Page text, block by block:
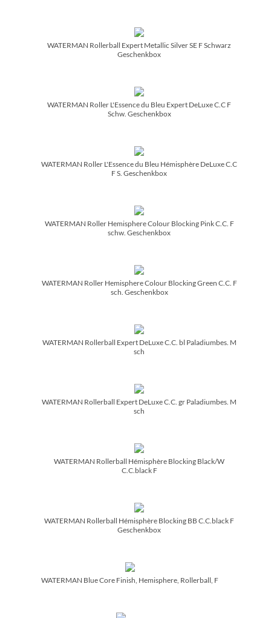
WATERMAN Rollerball Expert Metallic Silver SE F Schwarz
Geschenkbox
WATERMAN Roller L'Essence du Bleu Expert DeLuxe C.C F
Schw. Geschenkbox
WATERMAN Roller L'Essence du Bleu Hémisphère DeLuxe C.C
F S. Geschenkbox
WATERMAN Roller Hemisphere Colour Blocking Pink C.C. F
schw. Geschenkbox
WATERMAN Roller Hemisphere Colour Blocking Green C.C. F
sch. Geschenkbox
WATERMAN Rollerball Expert DeLuxe C.C. bl Paladiumbes. M
sch
WATERMAN Rollerball Expert DeLuxe C.C. gr Paladiumbes. M
sch
WATERMAN Rollerball Hémisphère Blocking Black/­W
C.C.black F
WATERMAN Rollerball Hémisphère Blocking BB C.C.black F
Geschenkbox
WATERMAN Blue Core Finish, Hemisphere, Rollerball, F